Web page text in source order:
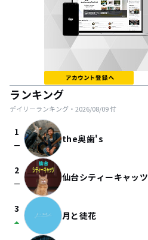
ランキング
デイリーランキング・ 2026/08/09付
1
check_indeterminate_small the奥歯's
2
check_indeterminate_small 仙台シティーキャッツ
3
arrow_drop_up 月と徒花